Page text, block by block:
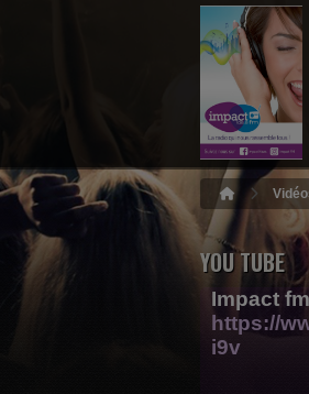
YOU TUBE
Impact
https://
i9v